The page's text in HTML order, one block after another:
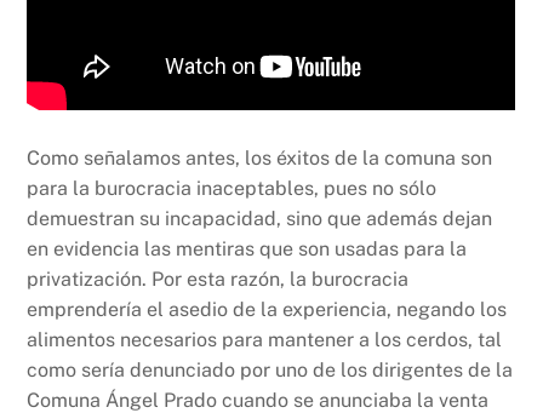
Como señalamos antes, los éxitos de la comuna son
para la burocracia inaceptables, pues no sólo
demuestran su incapacidad, sino que además dejan
en evidencia las mentiras que son usadas para la
privatización. Por esta razón, la burocracia
emprendería el asedio de la experiencia, negando los
alimentos necesarios para mantener a los cerdos, tal
como sería denunciado por uno de los dirigentes de la
Comuna Ángel Prado cuando se anunciaba la venta